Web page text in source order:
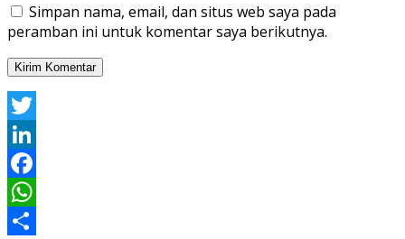
Simpan nama, email, dan situs web saya pada
peramban ini untuk komentar saya berikutnya.
Twitter
LinkedIn
Facebook
WhatsApp